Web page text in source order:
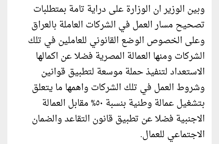
وبين الوزير ان الوزارة على دراية تامة بمتطلبات
تصحيح مسار العمل في الشركات العاملة بالعراق
وعلى الخصوص الوضع القانوني للعاملين في تلك
الشركات ومنها العمالة المصرية فضلا عن اكمالها
الاستعداد لتنفيذ حملة موسعة لتطبيق قوانين
وشروط العمل في تلك الشركات واهمها ما يتعلق
بتشغيل عمالة وطنية بنسبة ٥٠% مقابل العمالة
الاجنبية فضلا عن تطبيق قانون التقاعد والضمان
الاجتماعي للعمال.